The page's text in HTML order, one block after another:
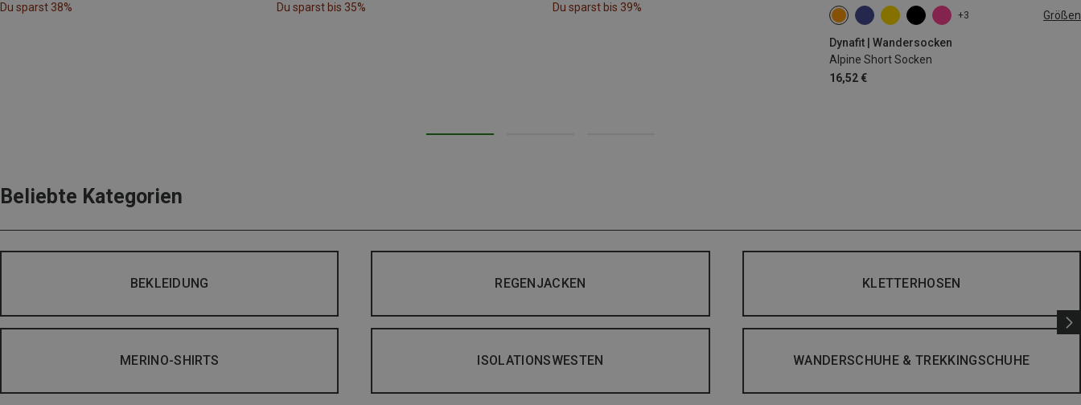
Du sparst 38% Du sparst bis 35% Du sparst bis 39%
+3 Größen
Dynafit | Wandersocken
Alpine Short Socken
16,52 €
35|36|37|38 39|40|41|42
Beliebte Kategorien
BEKLEIDUNG REGENJACKEN KLETTERHOSEN
MERINO-SHIRTS ISOLATIONSWESTEN WANDERSCHUHE & TREKKINGSCHUHE